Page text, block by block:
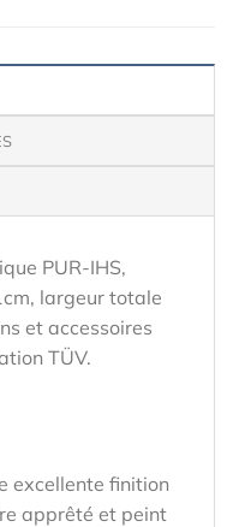
PUR-IHS,
largeur totale
et accessoires
TÜV.
excellente finition
apprêté et peint